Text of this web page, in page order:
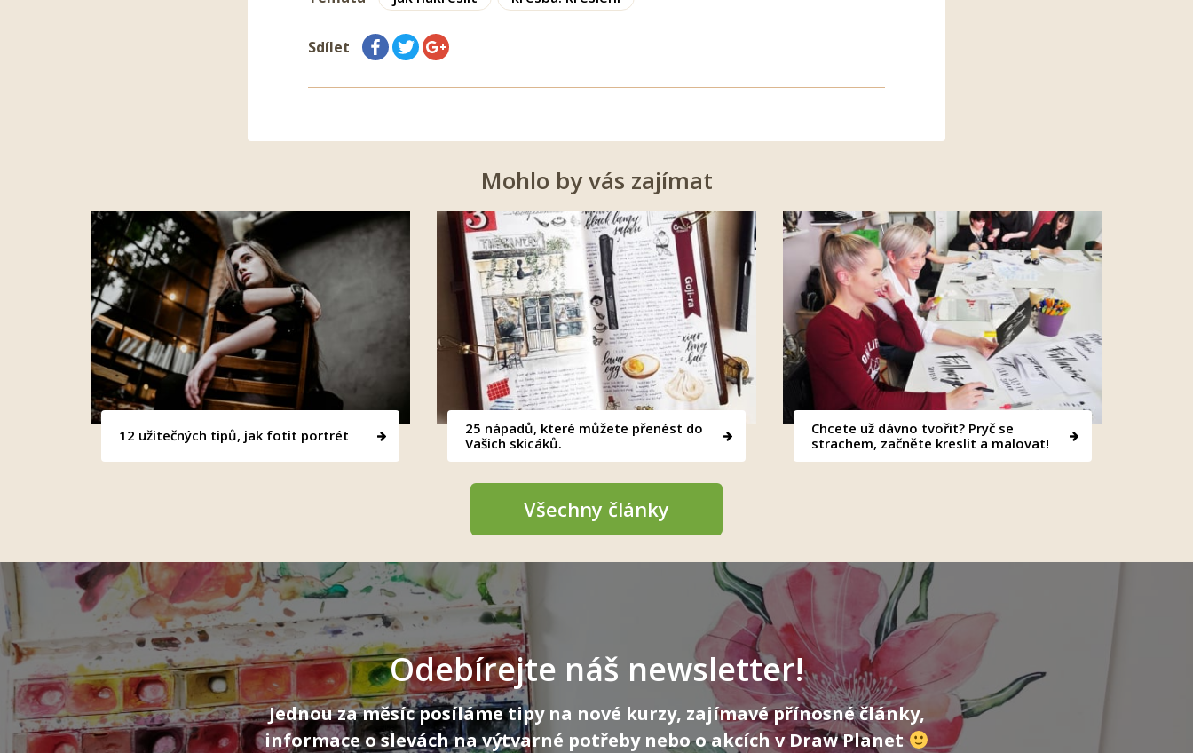
Sdílet
Mohlo by vás zajímat
12 užitečných tipů, jak fotit portrét
25 nápadů, které můžete přenést do
Vašich skicáků.
Chcete už dávno tvořit? Pryč se
strachem, začněte kreslit a malovat!
Všechny články
Odebírejte náš newsletter!
Jednou za měsíc posíláme tipy na nové kurzy, zajímavé přínosné články,
informace o slevách na výtvarné potřeby nebo o akcích v Draw Planet